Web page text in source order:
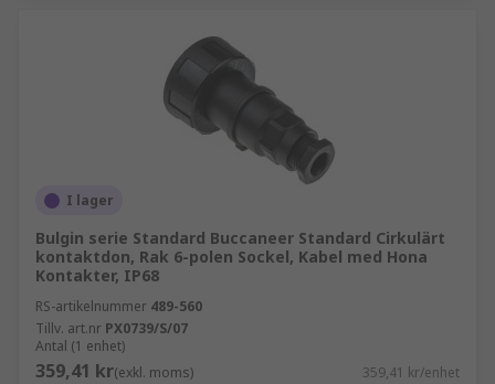
I lager
Bulgin serie Standard Buccaneer Standard Cirkulärt
kontaktdon, Rak 6-polen Sockel, Kabel med Hona
Kontakter, IP68
RS-artikelnummer 489-560
Tillv. art.nr PX0739/S/07
Antal (1 enhet)
359,41 kr(exkl. moms) 359,41 kr/enhet